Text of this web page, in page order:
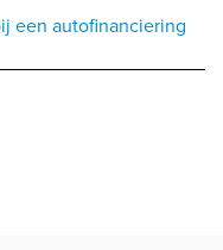
een autofinanciering